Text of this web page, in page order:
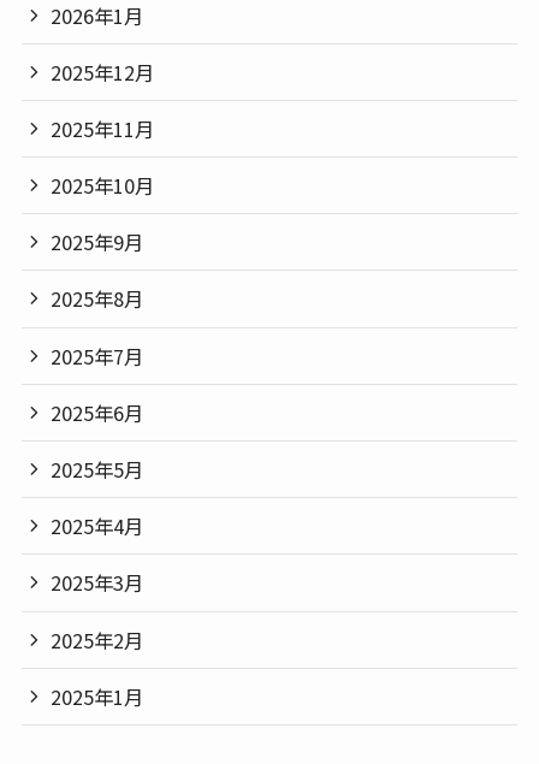
2026年1月
2025年12月
2025年11月
2025年10月
2025年9月
2025年8月
2025年7月
2025年6月
2025年5月
2025年4月
2025年3月
2025年2月
2025年1月